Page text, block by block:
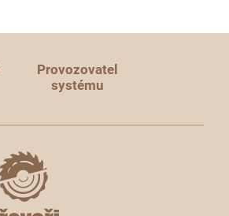
Provozovatel
systému